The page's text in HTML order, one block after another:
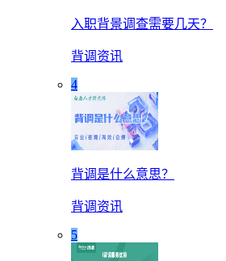
入职背景调查需要几天？
背调资讯
4
背调是什么意思？
背调资讯
5